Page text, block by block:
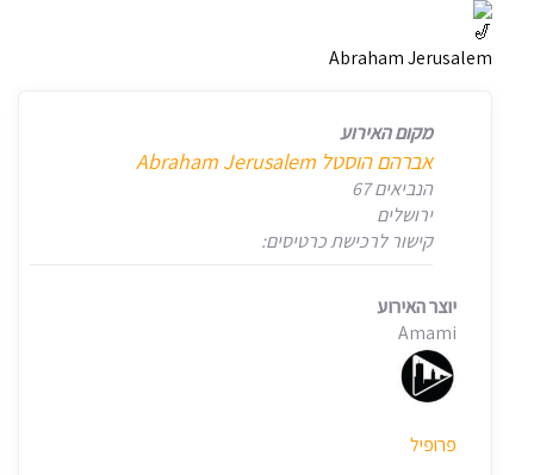
Abraham Jerusalem
מקום האירוע
אברהם הוסטל Abraham Jerusalem
הנביאים 67
ירושלים
קישור לרכישת כרטיסים:
יוצר האירוע
Amami
פרופיל